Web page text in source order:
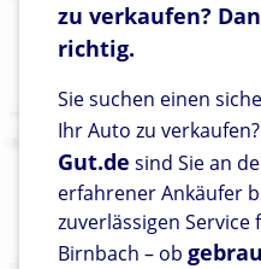
zu verkaufen?
richtig.
Sie suchen einen
Ihr Auto zu
Gut.de sind Sie an
erfahrener Ankäufer
zuverlässigen
Birnbach – ob